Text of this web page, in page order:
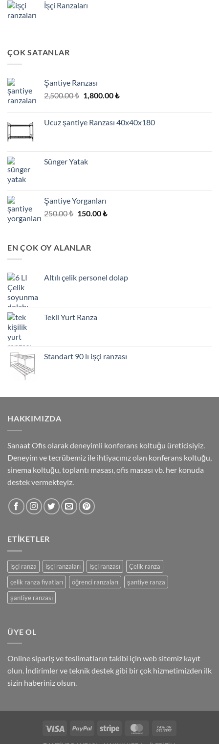
İşçi Ranzaları
ÇOK SATANLAR
Şantiye Ranzası
2,500.00₺ Orijinal
1,800.00₺Şu
1,800.00 ₺.
Ucuz şantiye Ranzası 40x40x180
Sünger Yatak
Şantiye Yorganları
250.00₺ Orijinal
150.00₺Şu
EN ÇOK OY ALANLAR
Altılı çelik personel dolap
Tekli Yurt Ranza
Standart 90 lı işçi ranzası
HAKKIMIZDA
Sanaat Ofis olarak deneyimli konferans koltuğu üreticisiyiz.
Deneyim ve tecrübemiz ile ihtiyacınız olan konferans koltuğu,
sinema koltuğu, toplantı masası, ofis masası vb. her konuda
destek vermekteyiz.
ETIKETLER
işçi ranza işçi ranzaları işçi ranzası
Çelik ranza
çelik ranza fiyatları
öğrenci ranzaları
şantiye ranza
şantiye ranzası
ÜYE OL
Online sipariş ve teslimatların takibi için web sitemiz kayıt
olun. İndirimler ve teknik destek gibi bir çok hizmetimizden ilk
sizin haberiniz olsun.
Visa PayPal Stripe MasterCard